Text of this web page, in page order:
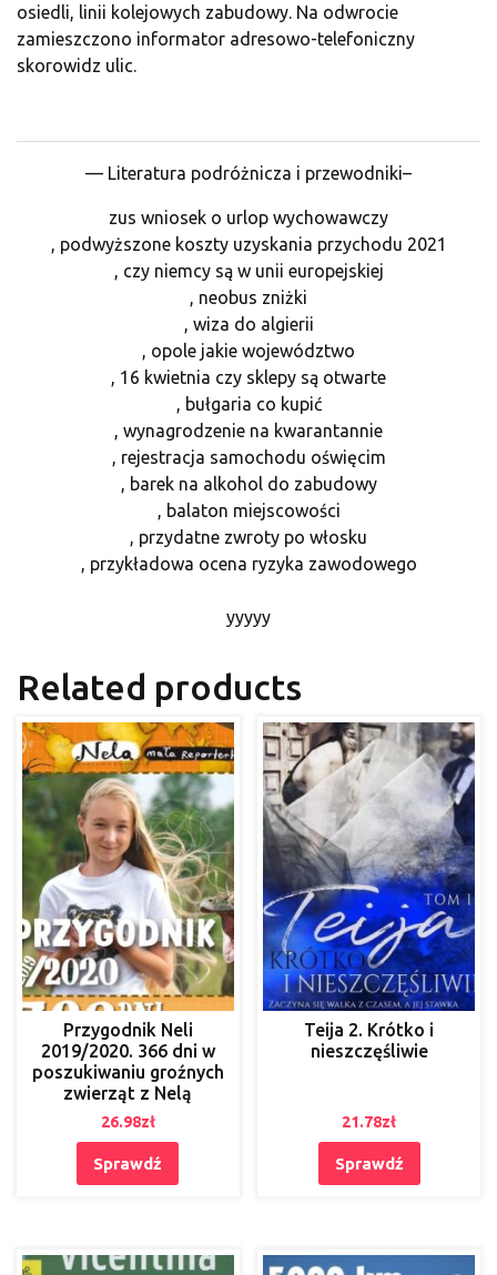
osiedli, linii kolejowych zabudowy. Na odwrocie
zamieszczono informator adresowo-telefoniczny
skorowidz ulic.
— Literatura podróżnicza i przewodniki–
zus wniosek o urlop wychowawczy
, podwyższone koszty uzyskania przychodu 2021
, czy niemcy są w unii europejskiej
, neobus zniżki
, wiza do algierii
, opole jakie województwo
, 16 kwietnia czy sklepy są otwarte
, bułgaria co kupić
, wynagrodzenie na kwarantannie
, rejestracja samochodu oświęcim
, barek na alkohol do zabudowy
, balaton miejscowości
, przydatne zwroty po włosku
, przykładowa ocena ryzyka zawodowego
yyyyy
Related products
Przygodnik Neli
2019/2020. 366 dni w
poszukiwaniu groźnych
zwierząt z Nelą
26.98zł
Sprawdź
Teija 2. Krótko i
nieszczęśliwie
21.78zł
Sprawdź